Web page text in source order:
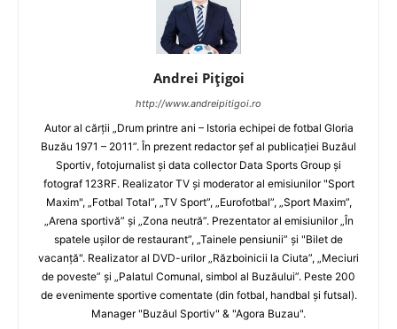
Andrei Pițigoi
http://www.andreipitigoi.ro
Autor al cărţii „Drum printre ani – Istoria echipei de fotbal Gloria
Buzău 1971 – 2011”. În prezent redactor şef al publicaţiei Buzăul
Sportiv, fotojurnalist şi data collector Data Sports Group şi
fotograf 123RF. Realizator TV şi moderator al emisiunilor "Sport
Maxim", „Fotbal Total”, „TV Sport”, „Eurofotbal”, „Sport Maxim”,
„Arena sportivă” şi „Zona neutră”. Prezentator al emisiunilor „În
spatele uşilor de restaurant”, „Tainele pensiunii” şi "Bilet de
vacanţă". Realizator al DVD-urilor „Războinicii la Ciuta”, „Meciuri
de poveste” şi „Palatul Comunal, simbol al Buzăului”. Peste 200
de evenimente sportive comentate (din fotbal, handbal şi futsal).
Manager "Buzăul Sportiv" & "Agora Buzau".